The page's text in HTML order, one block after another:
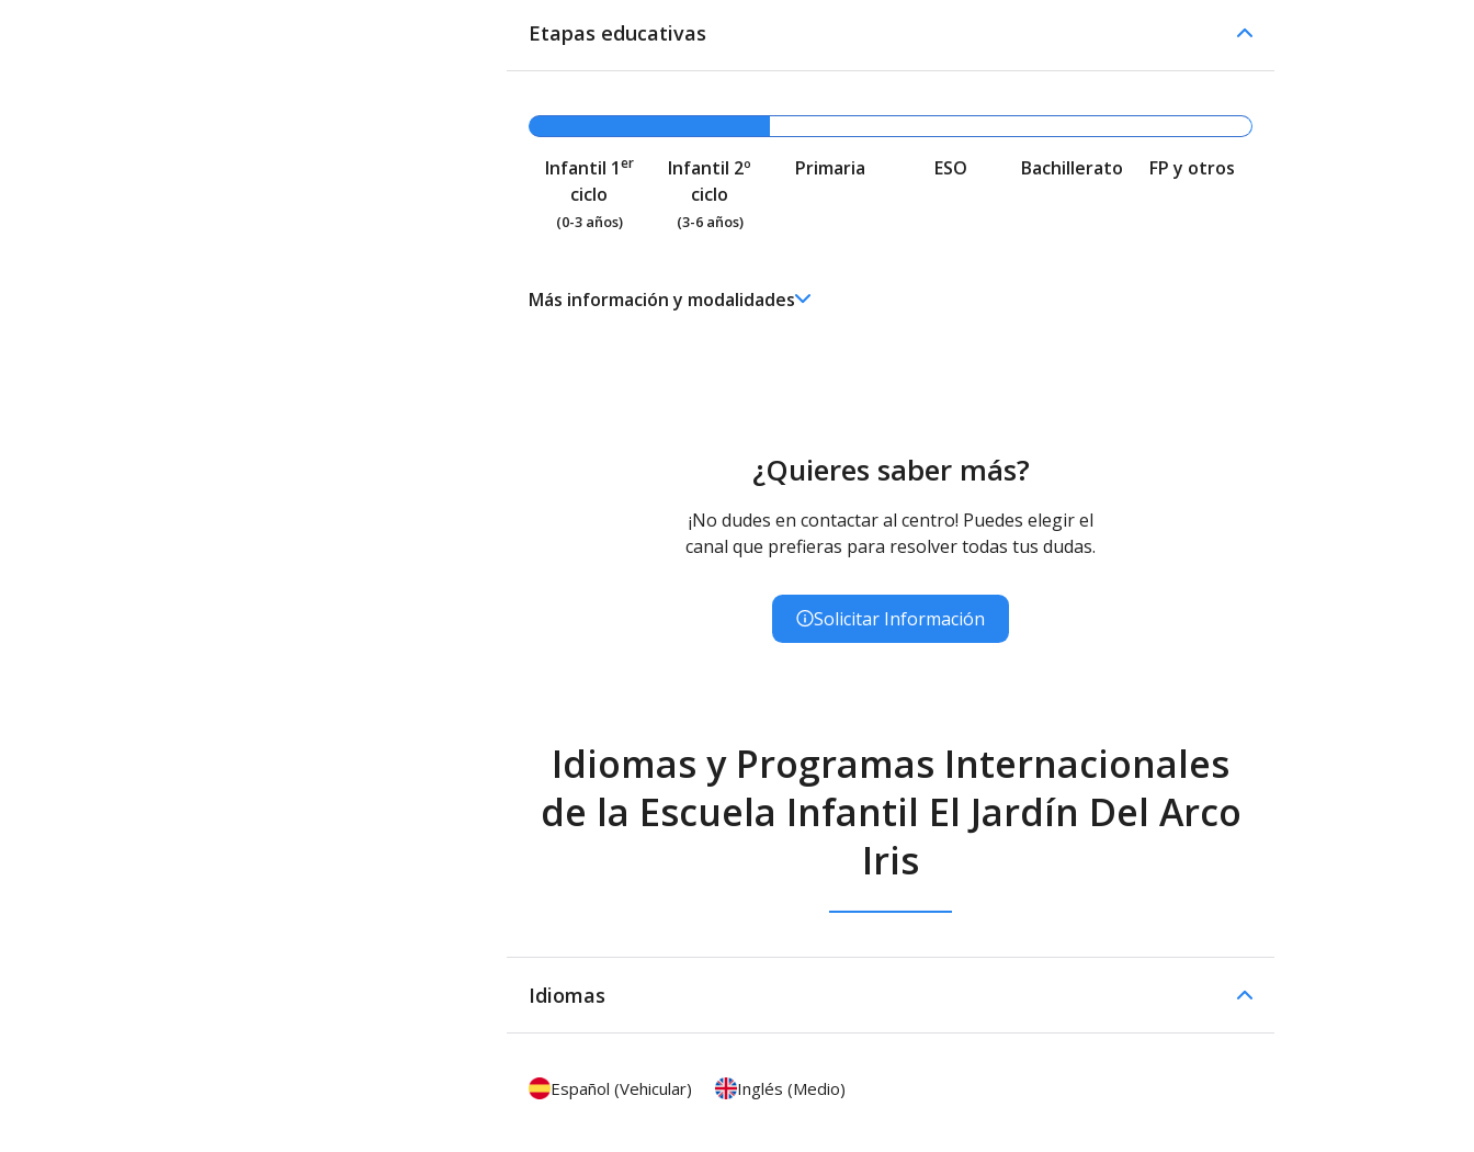
Etapas educativas
Infantil 1er
ciclo
(0-3 años)
Infantil 2º
ciclo
(3-6 años)
Primaria ESO Bachillerato FP y otros
Más información y modalidades
¿Quieres saber más?
¡No dudes en contactar al centro! Puedes elegir el
canal que prefieras para resolver todas tus dudas.
Solicitar Información
Idiomas y Programas Internacionales
de la Escuela Infantil El Jardín Del Arco
Iris
Idiomas
Español (Vehicular) Inglés (Medio)